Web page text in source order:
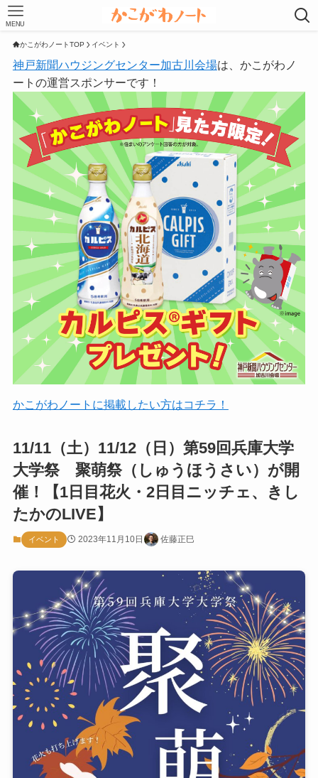
MENU
かこがわノートTOP イベント
神戸新聞ハウジングセンター加古川会場は、かこがわノ
ートの運営スポンサーです！
かこがわノートに掲載したい方はコチラ！
11/11（土）11/12（日）第59回兵庫大学
大学祭 聚萌祭（しゅうほうさい）が開
催！【1日目花火・2日目ニッチェ、きし
たかのLIVE】
イベント 2023年11月10日 佐藤正巳